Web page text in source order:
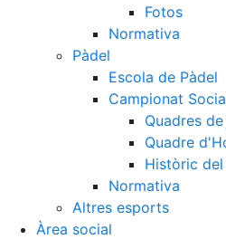
Fotos
Normativa
Pàdel
Escola de Pàdel
Campionat
Quadres
Quadre
Històric
Normativa
Altres esports
Àrea social